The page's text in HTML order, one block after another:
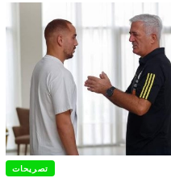
تصريحات